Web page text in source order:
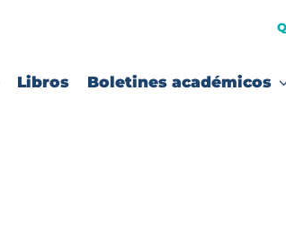
Libros Boletines académicos